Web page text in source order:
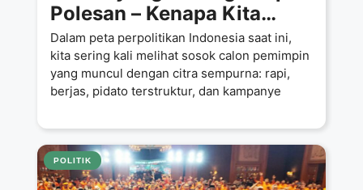
Polesan – Kenapa Kita
Harus Mendukung
Pemimpin yang Tulus dan
Dekat dengan Rakyat
Dalam peta perpolitikan Indonesia saat ini,
kita sering kali melihat sosok calon pemimpin
yang muncul dengan citra sempurna: rapi,
berjas, pidato terstruktur, dan kampanye
POLITIK